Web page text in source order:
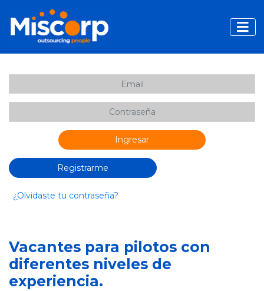
Ingresar
Registrarme
¿Olvidaste tu contraseña?
Vacantes para pilotos con
diferentes niveles de
experiencia.